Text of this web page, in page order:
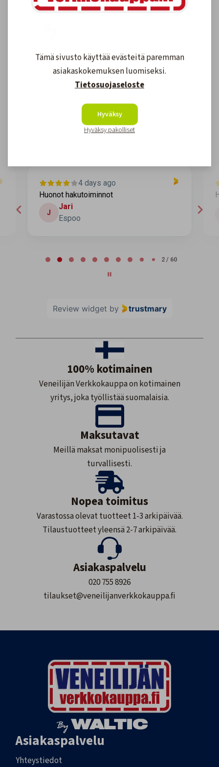
arvostelut
Kirjoita arvostelu
4 days ago
Huonot hakutoiminnot
J
Jari
Espoo
2 / 60
Review widget by trustmary
100% kotimainen
Veneilijän Verkkokauppa on kotimainen
yritys, joka työllistää suomalaisia.
Maksutavat
Meillä maksat monipuolisesti ja
turvallisesti.
Nopea toimitus
Varastossa olevat tuotteet 1-3 arkipäivää.
Tilaustuotteet yleensä 2-7 arkipäivää.
Asiakaspalvelu
020 755 8926
tilaukset@veneilijanverkkokauppa.fi
Asiakaspalvelu
Yhteystiedot
Tämä sivusto käyttää evästeitä paremman
asiakaskokemuksen luomiseksi.
Tietosuojaseloste
Hyväksy
Hyväksy pakolliset